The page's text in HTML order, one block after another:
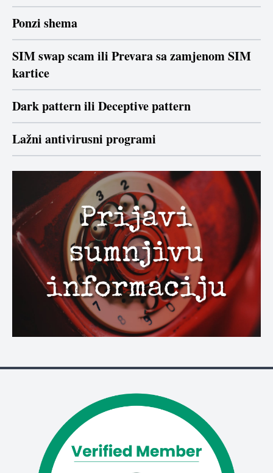
Ponzi shema
SIM swap scam ili Prevara sa zamjenom SIM
kartice
Dark pattern ili Deceptive pattern
Lažni antivirusni programi